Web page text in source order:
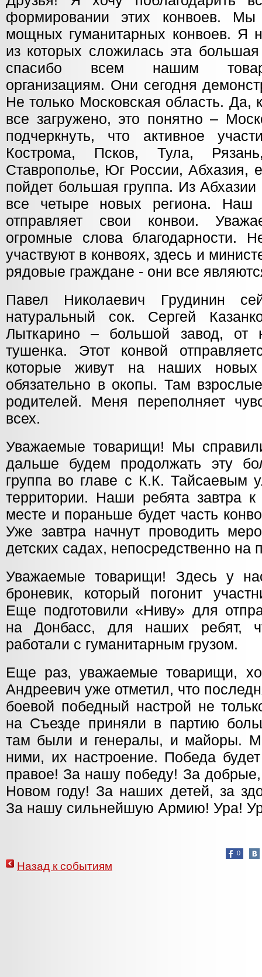
формировании этих конвоев.
мощных гуманитарных конвоев. Я
из которых сложилась эта
спасибо всем нашим
организациям. Они сегодня
Не только Московская область. Да,
все загружено, это понятно –
подчеркнуть, что активное
Кострома, Псков, Тула,
Ставрополье, Юг России, Абхазия,
пойдет большая группа. Из
все четыре новых региона. Наш
отправляет свои конвои.
огромные слова благодарности.
участвуют в конвоях, здесь и
рядовые граждане - они все
Павел Николаевич Грудинин
натуральный сок. Сергей
Лыткарино – большой завод,
тушенка. Этот конвой
которые живут на наших
обязательно в окопы. Там
родителей. Меня переполняет
всех.
Уважаемые товарищи! Мы
дальше будем продолжать эту
группа во главе с К.К. Тайсаевым
территории. Наши ребята завтра
месте и пораньше будет часть
Уже завтра начнут проводить
детских садах, непосредственно на
Уважаемые товарищи! Здесь у
броневик, который погонит
Еще подготовили «Ниву» для
на Донбасс, для наших ребят,
работали с гуманитарным грузом.
Еще раз, уважаемые товарищи,
Андреевич уже отметил, что
боевой победный настрой не
на Съезде приняли в партию
там были и генералы, и майоры.
ними, их настроение. Победа
правое! За нашу победу! За
Новом году! За наших детей, за
За нашу сильнейшую Армию! Ура!
0
Назад к событиям